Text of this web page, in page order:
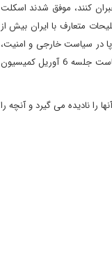
کنند، موفق شدند اسکلت
متعارف با ایران بیش از
اتحادیه اروپا در سیاست خارجی و امنیت،
ماه فوریه به شورای آتلانتیک گفت که احیای توافق هسته ای ایران اولویت اصلی اوست. بورل و گروه او از جمله انریکه مورا که ریاست جلسه 6 آوریل کمیسیون
نادیده می گیرد و آنچه را